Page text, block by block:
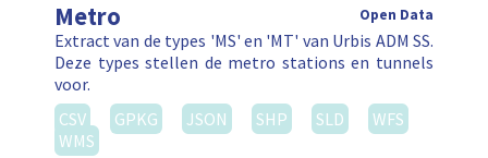
Metro Open Data
Extract van de types 'MS' en 'MT' van Urbis ADM SS.
Deze types stellen de metro stations en tunnels
voor.
CSV
GPKG JSON SHP SLD
WFS
WMS